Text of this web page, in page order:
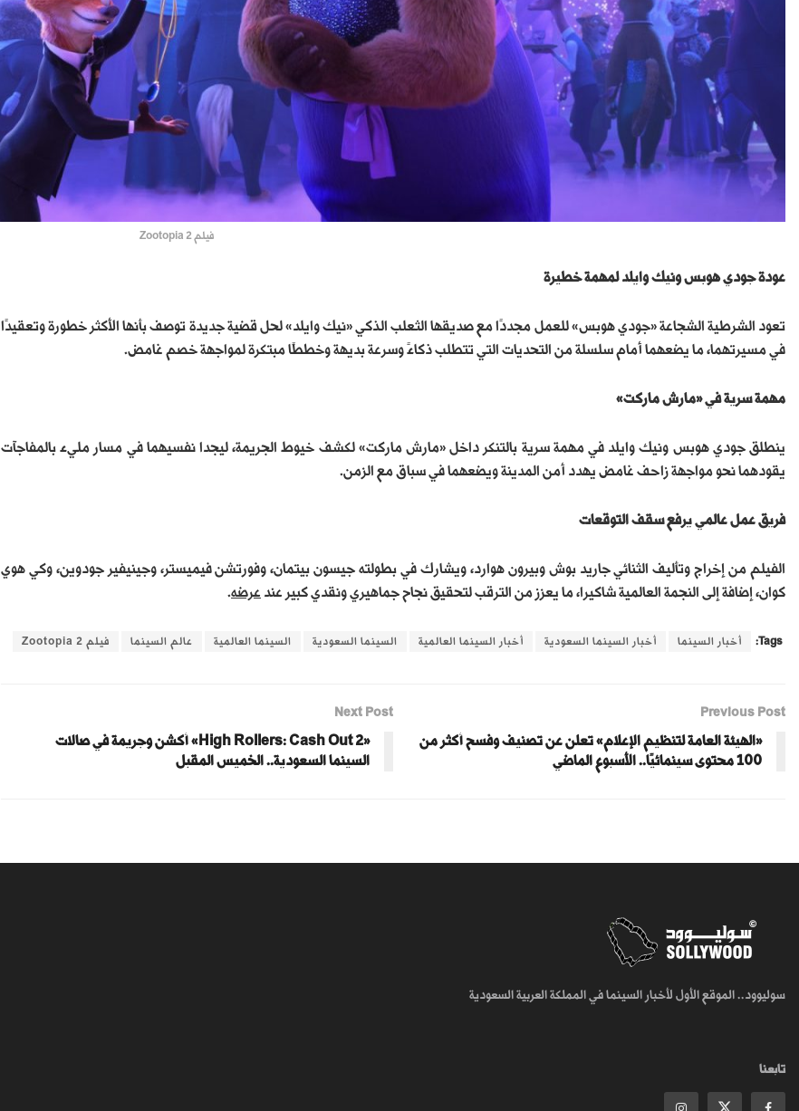
فيلم Zootopia 2
عودة جودي هوبس ونيك وايلد لمهمة خطيرة
تعود الشرطية الشجاعة «جودي هوبس» للعمل مجددًا مع صديقها الثعلب الذكي «نيك وايلد» لحل قضية جديدة توصف بأنها الأكثر خطورة وتعقيدًا
في مسيرتهما، ما يضعهما أمام سلسلة من التحديات التي تتطلب ذكاءً وسرعة بديهة وخططًا مبتكرة لمواجهة خصم غامض.
مهمة سرية في «مارش ماركت»
ينطلق جودي هوبس ونيك وايلد في مهمة سرية بالتنكر داخل «مارش ماركت» لكشف خيوط الجريمة، ليجدا نفسيهما في مسار مليء بالمفاجآت
يقودهما نحو مواجهة زاحف غامض يهدد أمن المدينة ويضعهما في سباق مع الزمن.
فريق عمل عالمي يرفع سقف التوقعات
الفيلم من إخراج وتأليف الثنائي جاريد بوش وبيرون هوارد، ويشارك في بطولته جيسون بيتمان، وفورتشن فيميستر، وجينيفير جودوين، وكي هوي
كوان، إضافة إلى النجمة العالمية شاكيرا، ما يعزز من الترقب لتحقيق نجاح جماهيري ونقدي كبير عند عرضه.
Tags: أخبار السينما أخبار السينما السعودية أخبار السينما العالمية السينما السعودية السينما العالمية عالم السينما فيلم Zootopia 2
Previous Post
«الهيئة العامة لتنظيم الإعلام» تعلن عن تصنيف وفسح أكثر من
100 محتوى سينمائيًا.. الأسبوع الماضي
Next Post
«High Rollers: Cash Out 2» أكشن وجريمة في صالات
السينما السعودية.. الخميس المقبل
سوليوود.. الموقع الأول لأخبار السينما في المملكة العربية السعودية
تابعنا